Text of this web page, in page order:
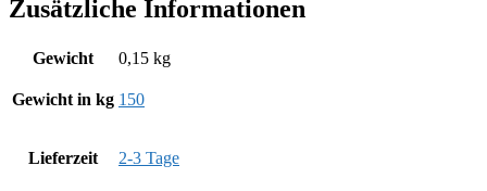
Zusätzliche Informationen
Gewicht 0,15 kg
Gewicht in kg 150
Lieferzeit 2-3 Tage